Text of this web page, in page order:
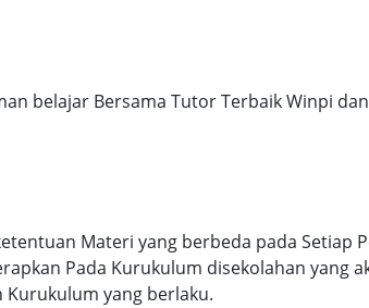
belajar Bersama Tutor Terbaik Winpi dan
Materi yang berbeda pada Setiap
Pada Kurukulum disekolahan yang
yang berlaku.